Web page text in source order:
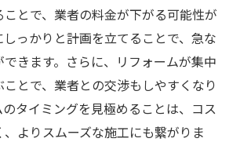
ことで、業者の料金が下がる可能性が
しっかりと計画を立てることで、急な
きます。さらに、リフォームが集中
ことで、業者との交渉もしやすくなり
のタイミングを見極めることは、コス
、よりスムーズな施工にも繋がりま